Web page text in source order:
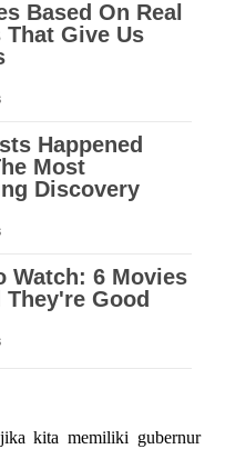
kita memiliki gubernur